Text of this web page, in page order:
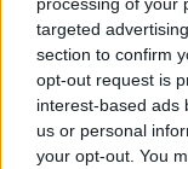
targeted
section to confirm
opt-out request is
interest-based ads
us or personal
your opt-out. You